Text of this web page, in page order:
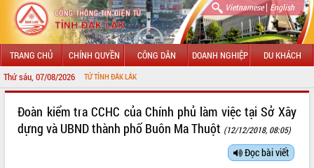
Vietnamese| English
TRANG CHỦ CHÍNH QUYỀN CÔNG DÂN DOANH NGHIỆP DU KHÁCH
Thứ sáu, 07/08/2026
LÃNH ĐẠO UBND TỈNH
Đoàn kiểm tra CCHC của Chính phủ làm việc tại Sở Xây
dựng và UBND thành phố Buôn Ma Thuột (12/12/2018, 08:05)
Đọc bài viết